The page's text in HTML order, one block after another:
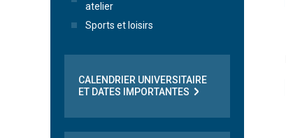
atelier
Sports et loisirs
CALENDRIER UNIVERSITAIRE
ET DATES IMPORTANTES